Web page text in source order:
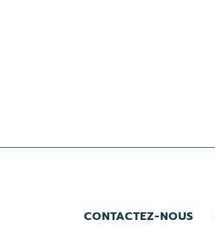
CONTACTEZ-NOUS